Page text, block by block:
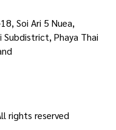
Soi Ari 5 Nuea,
Subdistrict, Phaya Thai
rights reserved